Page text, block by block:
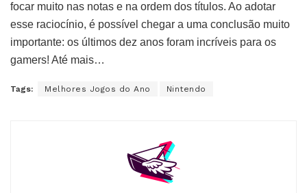
focar muito nas notas e na ordem dos títulos. Ao adotar
esse raciocínio, é possível chegar a uma conclusão muito
importante: os últimos dez anos foram incríveis para os
gamers! Até mais…
Tags: Melhores Jogos do Ano Nintendo